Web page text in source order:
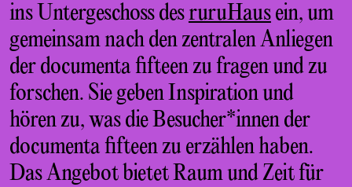
ins Untergeschoss desruruHausein, um
gemeinsam nach den zentralen Anliegen
der documenta fifteen zu fragen und zu
forschen. Sie geben Inspiration und
hören zu, was die Besucher*innen der
documenta fifteen zu erzählen haben.
Das Angebot bietet Raum und Zeit für